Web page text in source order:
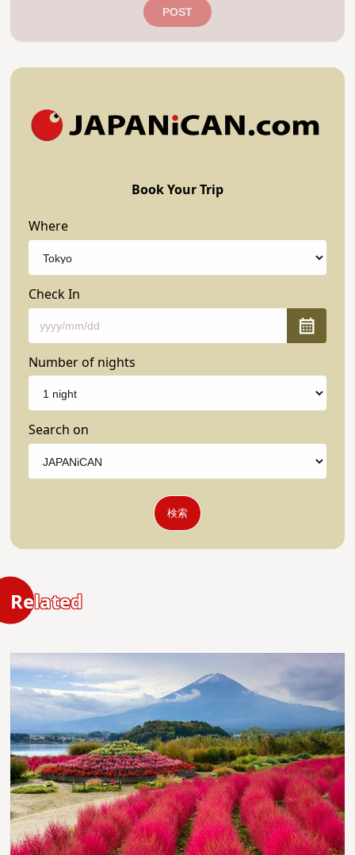
POST
Book Your Trip
Where
Check In
Number of nights
Search on
検索
Related